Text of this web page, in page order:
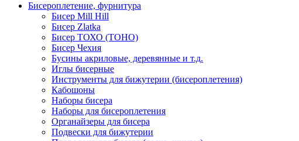
Бисероплетение, фурнитура
Бисер Mill Hill
Бисер Zlatka
Бисер ТОХО (TOHO)
Бисер Чехия
Бусины акриловые, деревянные и т.д.
Иглы бисерные
Инструменты для бижутерии (бисероплетения)
Кабошоны
Наборы бисера
Наборы для бисероплетения
Органайзеры для бисера
Подвески для бижутерии